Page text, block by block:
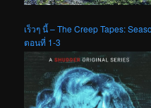
เร็วๆ นี้ – The Creep Tapes:
ตอนที่ 1-3